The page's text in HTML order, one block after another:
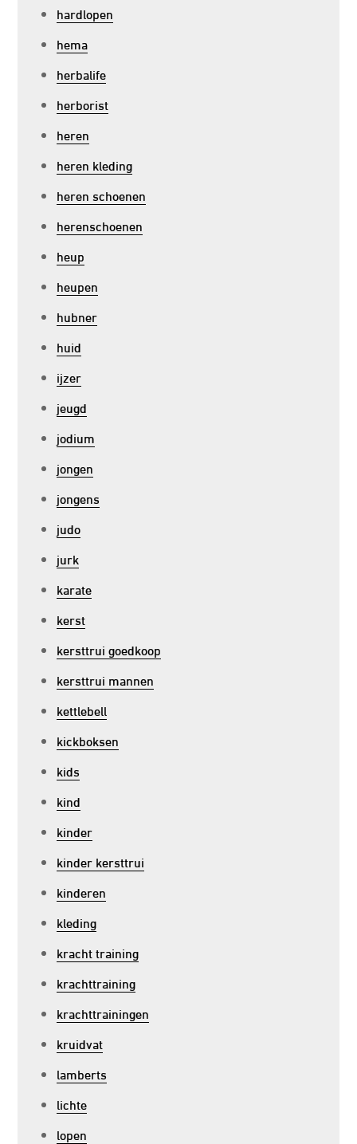
hardlopen
hema
herbalife
herborist
heren
heren kleding
heren schoenen
herenschoenen
heup
heupen
hubner
huid
ijzer
jeugd
jodium
jongen
jongens
judo
jurk
karate
kerst
kersttrui goedkoop
kersttrui mannen
kettlebell
kickboksen
kids
kind
kinder
kinder kersttrui
kinderen
kleding
kracht training
krachttraining
krachttrainingen
kruidvat
lamberts
lichte
lopen